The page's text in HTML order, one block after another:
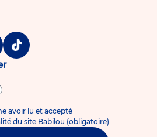
Tiktok
avoir lu et accepté
du site Babilou (obligatoire)